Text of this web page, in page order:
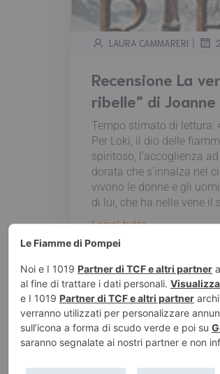
LAURA CAMMARERI |
Recensione La
ribelle” di
Tempo stimato di lettura:
Per Loki, il dio delle
spiritoso, l'accoglienza
dorata che s'innalza nel
vivono le donne e gli
di lui, che ha nelle vene il
Leggi tutto